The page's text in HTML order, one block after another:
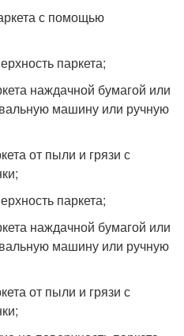
с помощью
паркета;
наждачной бумагой или
машину или ручную
от пыли и грязи с
паркета;
наждачной бумагой или
машину или ручную
от пыли и грязи с